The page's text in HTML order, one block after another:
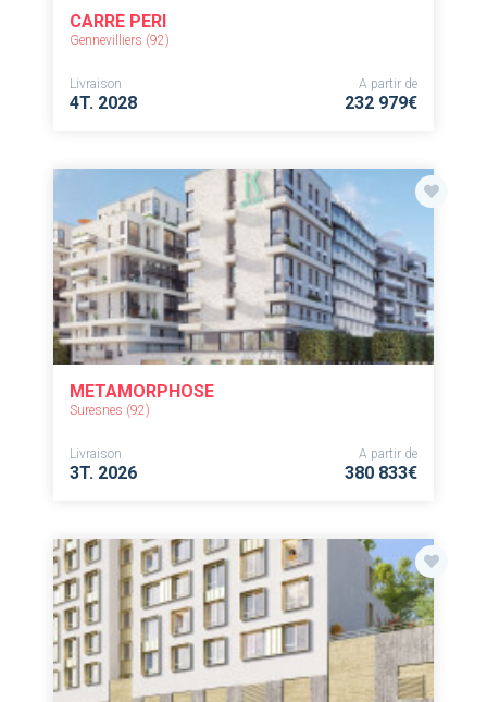
CARRE PERI
Gennevilliers (92)
Livraison
4T. 2028
A partir de
232 979€
METAMORPHOSE
Suresnes (92)
Livraison
3T. 2026
A partir de
380 833€